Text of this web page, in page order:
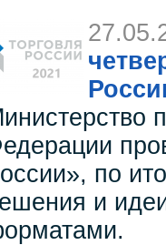
по
и